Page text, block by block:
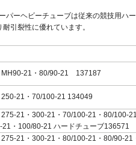
パーヘビーチューブは従来の競技用ハ
耐引裂性に優れています。
MH90-21・80/90-21 137187
250-21・70/100-21 134049
275-21・300-21・70/100-21・80/100-
21・100/80-21 ハードチューブ136571
275-21・300-21・80/100-21・80/90-21